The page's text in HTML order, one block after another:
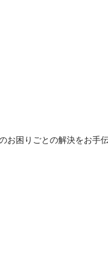
困りごとの解決をお手